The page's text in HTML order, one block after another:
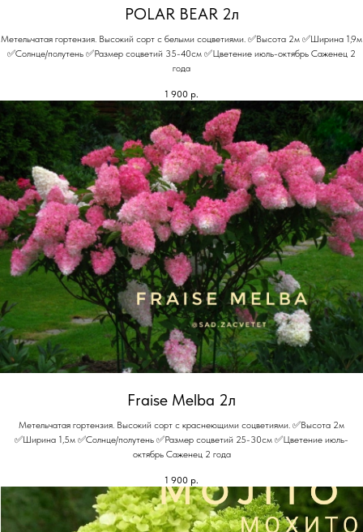
POLAR BEAR 2л
Метельчатая гортензия. Высокий сорт с белыми соцветиями. ✅Высота 2м ✅Ширина 1,9м
✅Солнце/полутень ✅Размер соцветий 35-40см ✅Цветение июль-октябрь Саженец 2
года
1 900 р.
Fraise Melba 2л
Метельчатая гортензия. Высокий сорт с краснеющими соцветиями. ✅Высота 2м
✅Ширина 1,5м ✅Солнце/полутень ✅Размер соцветий 25-30см ✅Цветение июль-
октябрь Саженец 2 года
1 900 р.